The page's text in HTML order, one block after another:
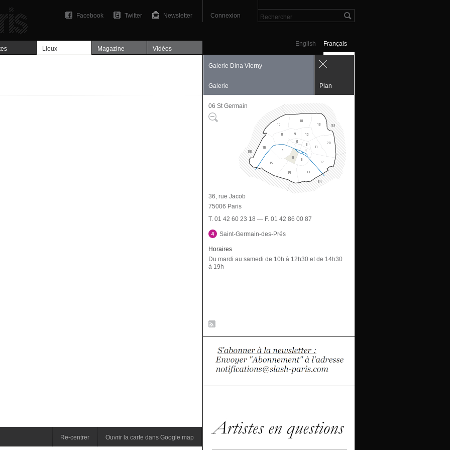
Connexion
Newsletter
Twitter
Facebook
Français
English
Lieux Magazine Vidéos
Ouvrir la carte dans Google map
Re-centrer
Galerie Dina Vierny
Galerie Plan
06 St Germain
36, rue Jacob
75006 Paris
T. 01 42 60 23 18 — F. 01 42 86 00 87
Saint-Germain-des-Prés
Horaires
Du mardi au samedi de 10h à 12h30 et de 14h30
à 19h